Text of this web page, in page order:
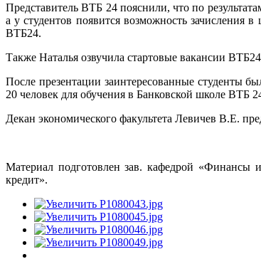
Представитель ВТБ 24 пояснили, что по
а у студентов появится возможность зачисления
ВТБ24.
Также Наталья озвучила стартовые вакансии
После презентации заинтересованные студенты
20 человек для обучения в Банковской школе ВТБ
Декан экономического факультета Левичев В.Е.
Материал подготовлен зав. кафедрой
кредит».